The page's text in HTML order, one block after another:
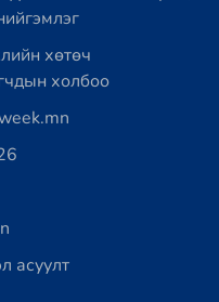
хөтөч
холбоо
асуулт